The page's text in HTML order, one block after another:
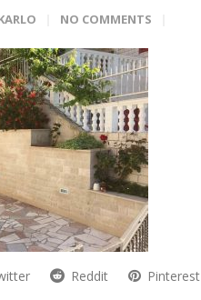
NO COMMENTS
Reddit Pinterest